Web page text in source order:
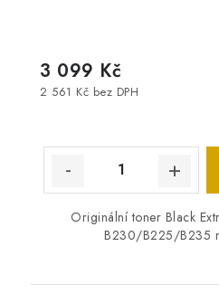
2 561 Kč bez DPH
3 099 Kč
Originální toner Black
B230/B225/B235